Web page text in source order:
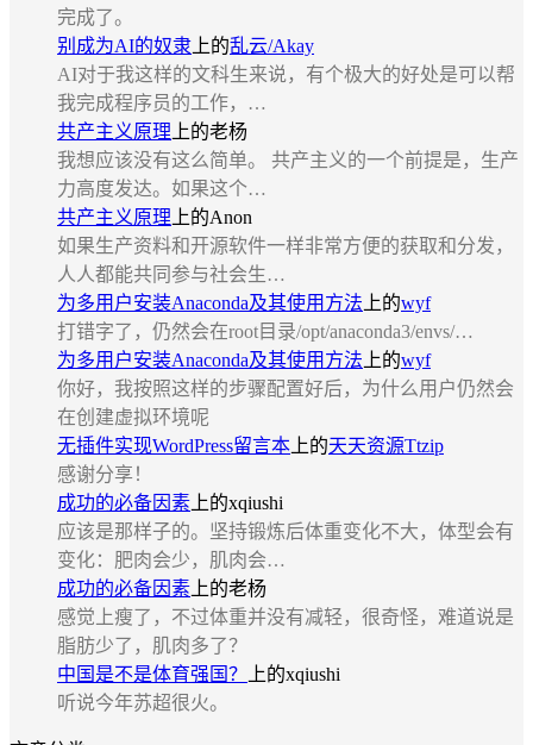
完成了。
别成为AI的奴隶 上的乱云/Akay
AI对于我这样的文科生来说，有个极大的好处是可以帮
我完成程序员的工作，…
共产主义原理 上的老杨
我想应该没有这么简单。 共产主义的一个前提是，生产
力高度发达。如果这个…
共产主义原理 上的Anon
如果生产资料和开源软件一样非常方便的获取和分发，
人人都能共同参与社会生…
为多用户安装Anaconda及其使用方法 上的wyf
打错字了，仍然会在root目录/opt/anaconda3/envs/…
为多用户安装Anaconda及其使用方法 上的wyf
你好，我按照这样的步骤配置好后，为什么用户仍然会
在创建虚拟环境呢
无插件实现WordPress留言本 上的天天资源Ttzip
感谢分享！
成功的必备因素 上的xqiushi
应该是那样子的。坚持锻炼后体重变化不大，体型会有
变化：肥肉会少，肌肉会…
成功的必备因素 上的老杨
感觉上瘦了，不过体重并没有减轻，很奇怪，难道说是
脂肪少了，肌肉多了？
中国是不是体育强国？
上的xqiushi
听说今年苏超很火。